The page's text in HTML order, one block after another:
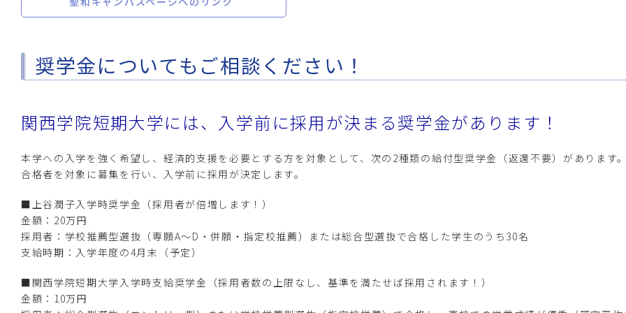
奨学金についてもご相談ください！
関西学院短期大学には、入学前に採用が決まる奨学金があります！
本学への入学を強く希望し、経済的支援を必要とする方を対象として、次の2種類の給付型奨学金（返還不要）があります
合格者を対象に募集を行い、入学前に採用が決定します。
■上谷潤子入学時奨学金（採用者が倍増します！）
金額：20万円
採用者：学校推薦型選抜（専願A～D・併願・指定校推薦）または総合型選抜で合格した学生のうち30名
支給時期：入学年度の4月末（予定）
■関西学院短期大学入学時支給奨学金（採用者数の上限なし、基準を満たせば採用されます！）
金額：10万円